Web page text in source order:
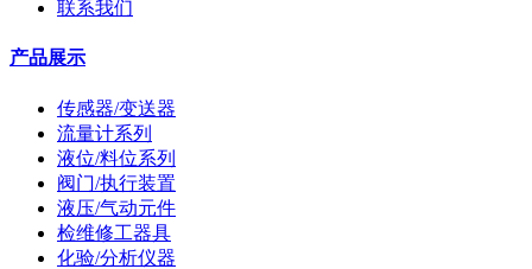
联系我们
产品展示
传感器/变送器
流量计系列
液位/料位系列
阀门/执行装置
液压/气动元件
检维修工器具
化验/分析仪器